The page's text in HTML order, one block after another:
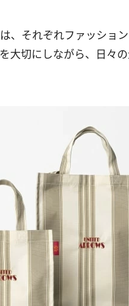
、それぞれファッショ
大切にしながら、日々